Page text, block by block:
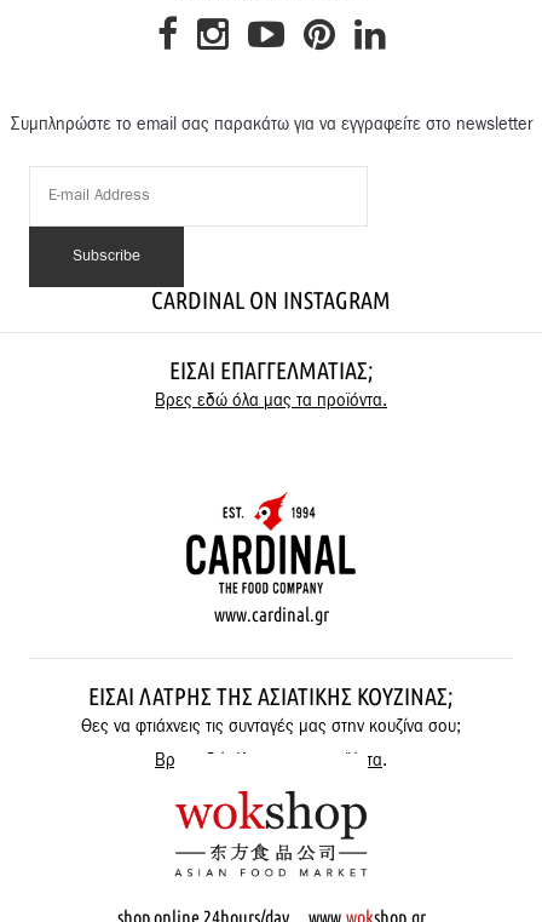
Συμπληρώστε το email σας παρακάτω για να εγγραφείτε στο newsletter
CARDINAL ON INSTAGRAM
ΕΊΣΑΙ ΕΠΑΓΓΕΛΜΑΤΊΑΣ;
Βρες εδώ όλα μας τα προϊόντα.
www.cardinal.gr
ΕΊΣΑΙ ΛΆΤΡΗΣ ΤΗΣ ΑΣΙΑΤΙΚΉΣ ΚΟΥΖΊΝΑΣ;
Θες να φτιάχνεις τις συνταγές μας στην κουζίνα σου;
Βρες εδώ όλα μας τα προϊόντα.
shop online 24hours/day www. wokshop.gr